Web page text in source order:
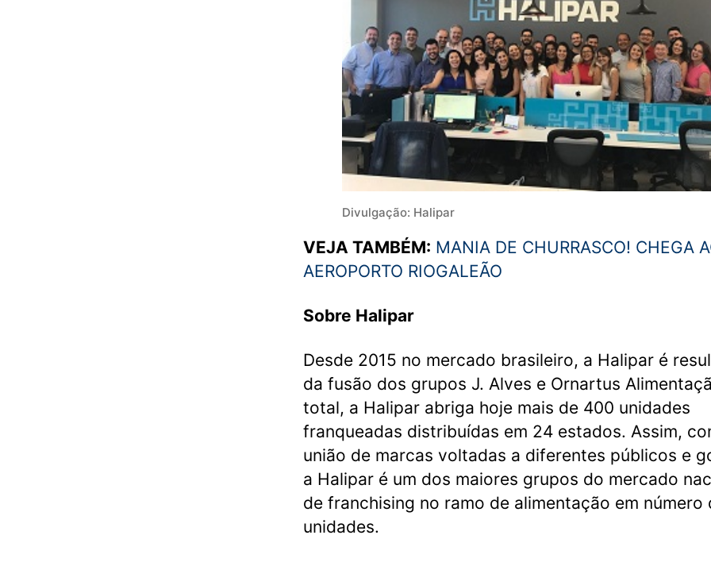
Divulgação: Halipar
VEJA TAMBÉM: MANIA DE CHURRASCO! CHEGA
AEROPORTO RIOGALEÃO
Sobre Halipar
Desde 2015 no mercado brasileiro, a Halipar é
da fusão dos grupos J. Alves e Ornartus
total, a Halipar abriga hoje mais de 400 unidades
franqueadas distribuídas em 24 estados. Assim,
união de marcas voltadas a diferentes públicos e
a Halipar é um dos maiores grupos do mercado
de franchising no ramo de alimentação em número
unidades.